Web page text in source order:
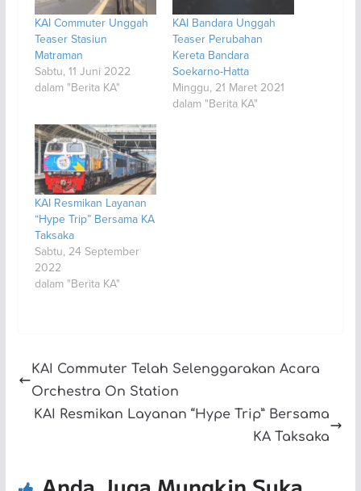
KAI Commuter Unggah
Teaser Stasiun
Matraman
Sabtu, 11 Juni 2022
dalam "Berita KA"
KAI Bandara Unggah
Teaser Perubahan
Kereta Bandara
Soekarno-Hatta
Minggu, 21 Maret 2021
dalam "Berita KA"
KAI Resmikan Layanan
“Hype Trip” Bersama KA
Taksaka
Sabtu, 24 September
2022
dalam "Berita KA"
KAI Commuter Telah Selenggarakan Acara
Orchestra On Station
KAI Resmikan Layanan “Hype Trip” Bersama
KA Taksaka